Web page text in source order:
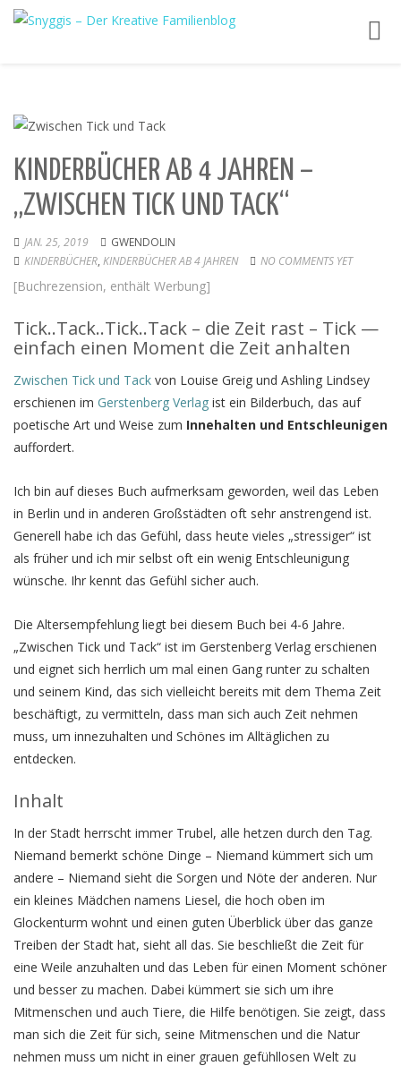
KINDERBÜCHER AB 4 JAHREN –
„ZWISCHEN TICK UND TACK“
JAN. 25, 2019
GWENDOLIN
KINDERBÜCHER, KINDERBÜCHER AB 4 JAHREN NO COMMENTS YET
[Buchrezension, enthält Werbung]
Tick..Tack..Tick..Tack – die Zeit rast – Tick —
einfach einen Moment die Zeit anhalten
Zwischen Tick und Tack von Louise Greig und Ashling Lindsey
erschienen im Gerstenberg Verlag ist ein Bilderbuch, das auf
poetische Art und Weise zum Innehalten und Entschleunigen
auffordert.
Ich bin auf dieses Buch aufmerksam geworden, weil das Leben
in Berlin und in anderen Großstädten oft sehr anstrengend ist.
Generell habe ich das Gefühl, dass heute vieles „stressiger“ ist
als früher und ich mir selbst oft ein wenig Entschleunigung
wünsche. Ihr kennt das Gefühl sicher auch.
Die Altersempfehlung liegt bei diesem Buch bei 4-6 Jahre.
„Zwischen Tick und Tack“ ist im Gerstenberg Verlag erschienen
und eignet sich herrlich um mal einen Gang runter zu schalten
und seinem Kind, das sich vielleicht bereits mit dem Thema Zeit
beschäftigt, zu vermitteln, dass man sich auch Zeit nehmen
muss, um innezuhalten und Schönes im Alltäglichen zu
entdecken.
Inhalt
In der Stadt herrscht immer Trubel, alle hetzen durch den Tag.
Niemand bemerkt schöne Dinge – Niemand kümmert sich um
andere – Niemand sieht die Sorgen und Nöte der anderen. Nur
ein kleines Mädchen namens Liesel, die hoch oben im
Glockenturm wohnt und einen guten Überblick über das ganze
Treiben der Stadt hat, sieht all das. Sie beschließt die Zeit für
eine Weile anzuhalten und das Leben für einen Moment schöner
und besser zu machen. Dabei kümmert sie sich um ihre
Mitmenschen und auch Tiere, die Hilfe benötigen. Sie zeigt, dass
man sich die Zeit für sich, seine Mitmenschen und die Natur
nehmen muss um nicht in einer grauen gefühllosen Welt zu